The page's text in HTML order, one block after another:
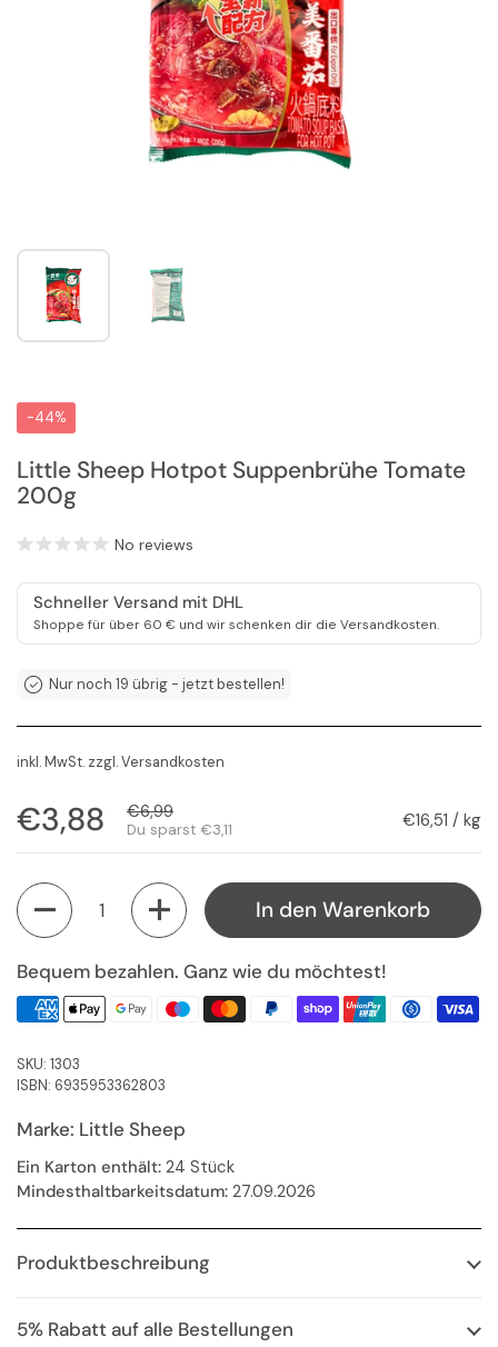
Zeige Folie 1 Zeige Folie 2
-44%
Little Sheep Hotpot Suppenbrühe Tomate
200g
No reviews
Schneller Versand mit DHL
Shoppe für über 60 € und wir schenken dir die Versandkosten.
Nur noch 19 übrig - jetzt bestellen!
inkl. MwSt. zzgl.Versandkosten
Regulärer Preis
€3,88 Sale-Preis
€6,99
Du sparst €3,11 Stückpreis
€16,51 / kg
Anzahl
In den Warenkorb
Bequem bezahlen. Ganz wie du möchtest!
SKU: 1303
ISBN: 6935953362803
Marke: Little Sheep
Ein Karton enthält: 24 Stück
Mindesthaltbarkeitsdatum: 27.09.2026
Produktbeschreibung
5% Rabatt auf alle Bestellungen